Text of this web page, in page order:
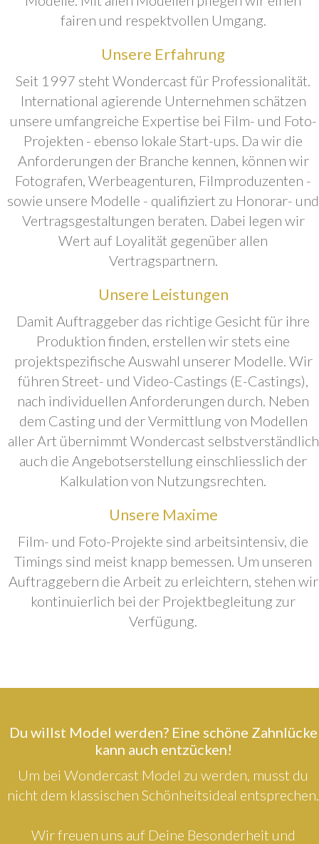
fairen und respektvollen Umgang.
Unsere Erfahrung
Seit 1997 steht Wondercast für Professionalität.
International agierende Unternehmen schätzen
unsere umfangreiche Expertise bei Film- und Foto-
Projekten - ebenso lokale Start-ups. Da wir die
Anforderungen der Branche kennen, können wir
Fotografen, Werbeagenturen, Filmproduzenten -
sowie unsere Modelle - qualifiziert zu Honorar- und
Vertragsgestaltungen beraten. Dabei legen wir
Wert auf Loyalität gegenüber allen
Vertragspartnern.
Unsere Leistungen
Damit Auftraggeber das richtige Gesicht für ihre
Produktion finden, erstellen wir stets eine
projektspezifische Auswahl unserer Modelle. Wir
führen Street- und Video-Castings (E-Castings),
nach individuellen Anforderungen durch. Neben
dem Casting und der Vermittlung von Modellen
aller Art übernimmt Wondercast selbstverständlich
auch die Angebotserstellung einschliesslich der
Kalkulation von Nutzungsrechten.
Unsere Maxime
Film- und Foto-Projekte sind arbeitsintensiv, die
Timings sind meist knapp bemessen. Um unseren
Auftraggebern die Arbeit zu erleichtern, stehen wir
kontinuierlich bei der Projektbegleitung zur
Verfügung.
Du willst Model werden? Eine schöne Zahnlücke
kann auch entzücken!
Um bei Wondercast Model zu werden, musst du
nicht dem klassischen Schönheitsideal entsprechen.
Wir freuen uns auf Deine Besonderheit und